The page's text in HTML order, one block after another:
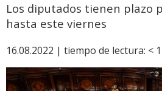
Los diputados tienen plazo
hasta este viernes
16.08.2022 | tiempo de lectura: < 1